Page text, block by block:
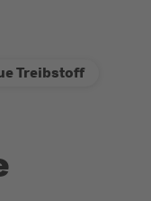
Treibstoff